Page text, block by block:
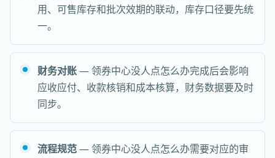
用、可售库存和批次效期的联动，库存口径要先统
一。
财务对账— 领券中心没人点怎么办完成后会影响
应收应付、收款核销和成本核算，财务数据要及时
同步。
流程规范— 领券中心没人点怎么办需要对应的审